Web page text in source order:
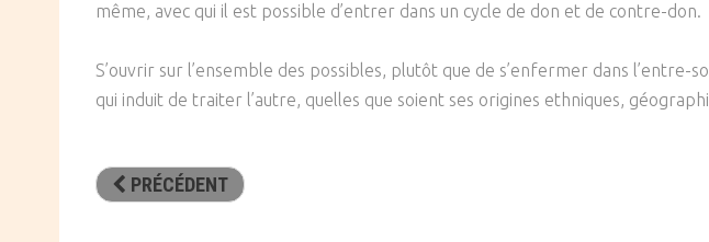
même, avec qui il est possible d’entrer dans un cycle de don et de contre-don.
S’ouvrir sur l’ensemble des possibles, plutôt que de s’enfermer dans
qui induit de traiter l’autre, quelles que soient ses origines ethniques,
PRÉCÉDENT